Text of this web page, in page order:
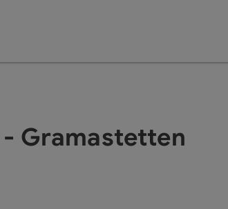
Gramastetten